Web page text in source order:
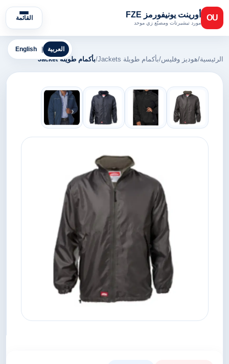
OU أورينت يونيفورمز FZE
مورد تيشيرتات ومصنّع زي موحد
القائمة
English العربية
الرئيسية/هوديز وفليس/بأكمام طويلة Jackets /بأكمام طويلة Jacket